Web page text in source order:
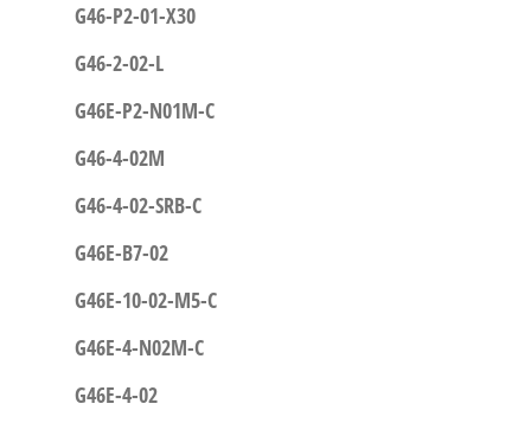
G46-P2-01-X30
G46-2-02-L
G46E-P2-N01M-C
G46-4-02M
G46-4-02-SRB-C
G46E-B7-02
G46E-10-02-M5-C
G46E-4-N02M-C
G46E-4-02